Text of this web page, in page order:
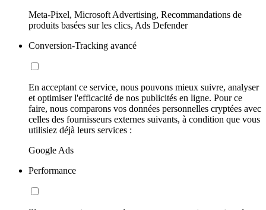
Meta-Pixel, Microsoft Advertising, Recommandations de
produits basées sur les clics, Ads Defender
Conversion-Tracking avancé
En acceptant ce service, nous pouvons mieux suivre, analyser
et optimiser l'efficacité de nos publicités en ligne. Pour ce
faire, nous comparons vos données personnelles cryptées avec
celles des fournisseurs externes suivants, à condition que vous
utilisiez déjà leurs services :
Google Ads
Performance